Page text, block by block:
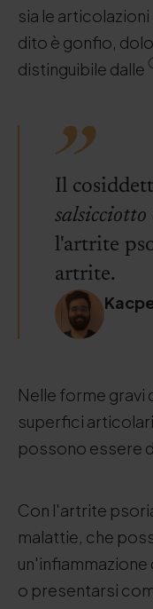
sia le
dito è gonfio,
distinguibile dalle
Il
salsicciotto
l'artrite
artrite.
Nelle forme gravi
superfici
possono essere
Con l'artrite
malattie, che
o presentarsi